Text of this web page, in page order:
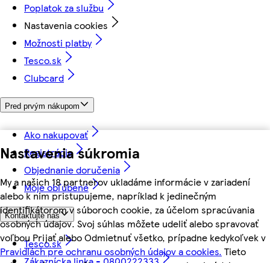
Nastavenia súkromia
My a našich 18 partnerov ukladáme informácie v zariadení
alebo k nim pristupujeme, napríklad k jedinečným
identifikátorom v súboroch cookie, za účelom spracúvania
osobných údajov. Svoj súhlas môžete udeliť alebo spravovať
voľbou Prijať alebo Odmietnuť všetko, prípadne kedykoľvek v
Pravidlách pre ochranu osobných údajov a cookies. Tieto
Poplatok za službu
Nastavenia cookies
Možnosti platby
Tesco.sk
Clubcard
Pred prvým nákupom
Ako nakupovať
Registrácia
Objednanie doručenia
Moje obľúbené
Kontaktujte nás
Tesco.sk